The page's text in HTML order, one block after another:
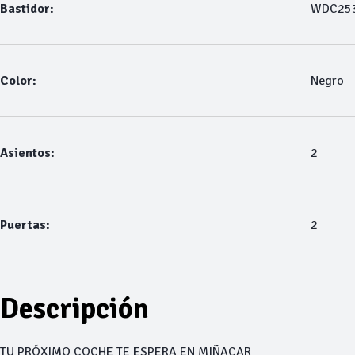
Bastidor:
Color: Negro
Asientos: 2
Puertas: 2
Descripción
TU PRÓXIMO COCHE TE ESPERA EN MIÑACAR